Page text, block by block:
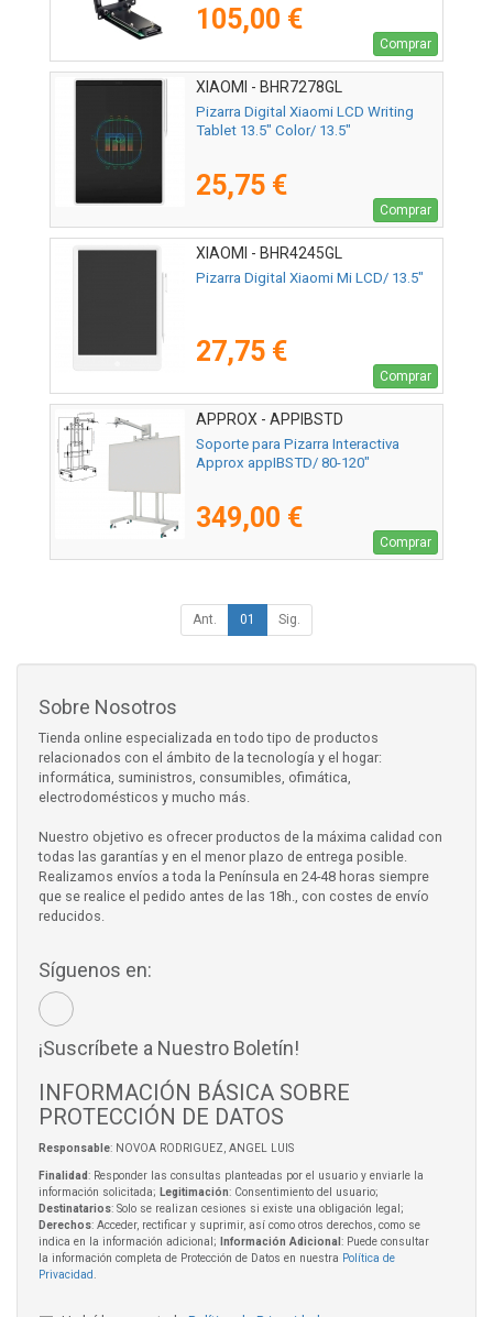
105,00 €
Comprar
XIAOMI - BHR7278GL
Pizarra Digital Xiaomi LCD Writing
Tablet 13.5" Color/ 13.5"
25,75 €
Comprar
XIAOMI - BHR4245GL
Pizarra Digital Xiaomi Mi LCD/ 13.5"
27,75 €
Comprar
APPROX - APPIBSTD
Soporte para Pizarra Interactiva
Approx appIBSTD/ 80-120"
349,00 €
Comprar
Ant. 01 Sig.
Sobre Nosotros
Tienda online especializada en todo tipo de productos
relacionados con el ámbito de la tecnología y el hogar:
informática, suministros, consumibles, ofimática,
electrodomésticos y mucho más.
Nuestro objetivo es ofrecer productos de la máxima calidad con
todas las garantías y en el menor plazo de entrega posible.
Realizamos envíos a toda la Península en 24-48 horas siempre
que se realice el pedido antes de las 18h., con costes de envío
reducidos.
Síguenos en:
¡Suscríbete a Nuestro Boletín!
INFORMACIÓN BÁSICA SOBRE
PROTECCIÓN DE DATOS
Responsable: NOVOA RODRIGUEZ, ANGEL LUIS
Finalidad: Responder las consultas planteadas por el usuario y enviarle la
información solicitada; Legitimación: Consentimiento del usuario;
Destinatarios: Solo se realizan cesiones si existe una obligación legal;
Derechos: Acceder, rectificar y suprimir, así como otros derechos, como se
indica en la información adicional;
Información Adicional : Puede consultar
la información completa de Protección de Datos en nuestra Política de
Privacidad .